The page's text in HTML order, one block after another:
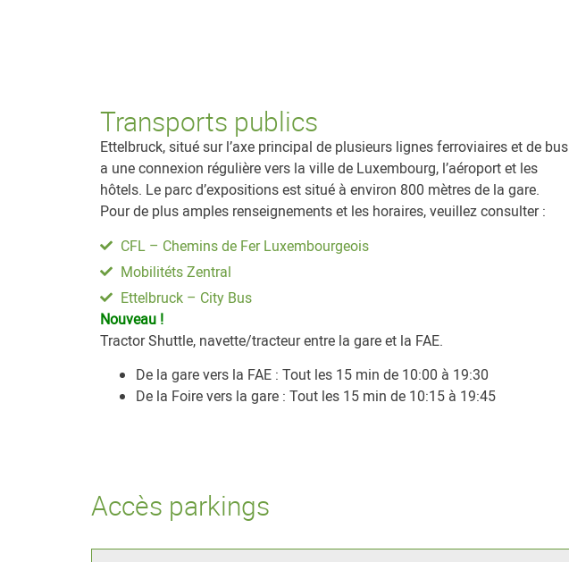
Transports publics
Ettelbruck, situé sur l’axe principal de plusieurs lignes ferroviaires et de bus
a une connexion régulière vers la ville de Luxembourg, l’aéroport et les
hôtels. Le parc d’expositions est situé à environ 800 mètres de la gare.
Pour de plus amples renseignements et les horaires, veuillez consulter :
CFL – Chemins de Fer Luxembourgeois
Mobilitéts Zentral
Ettelbruck – City Bus
Nouveau !
Tractor Shuttle, navette/tracteur entre la gare et la FAE.
De la gare vers la FAE : Tout les 15 min de 10:00 à 19:30
De la Foire vers la gare : Tout les 15 min de 10:15 à 19:45
Accès parkings